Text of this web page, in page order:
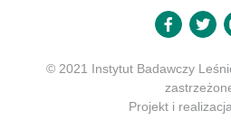
© 2021 Instytut Badawczy
Projekt i